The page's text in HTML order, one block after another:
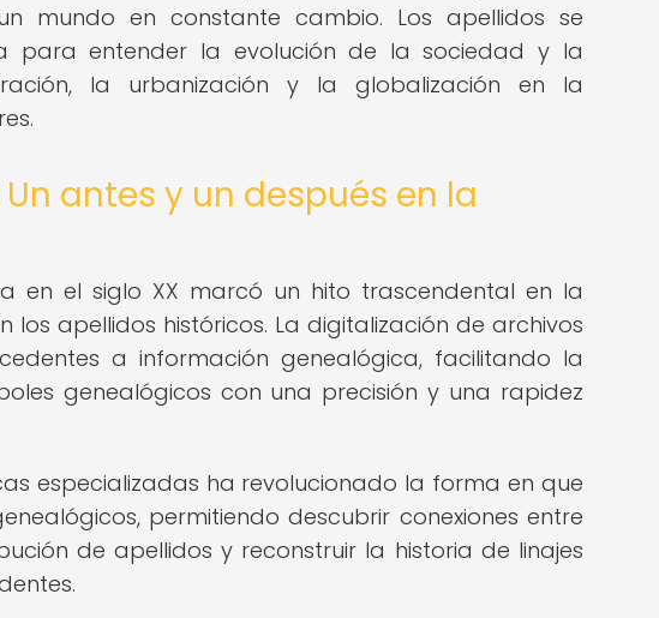
mundo en constante cambio. Los apellidos se
para entender la evolución de la sociedad y la
la urbanización y la globalización en la
antes y un después en la
en el siglo XX marcó un hito trascendental en la
apellidos históricos. La digitalización de archivos
a información genealógica, facilitando la
genealógicos con una precisión y una rapidez
especializadas ha revolucionado la forma en que
permitiendo descubrir conexiones entre
de apellidos y reconstruir la historia de linajes